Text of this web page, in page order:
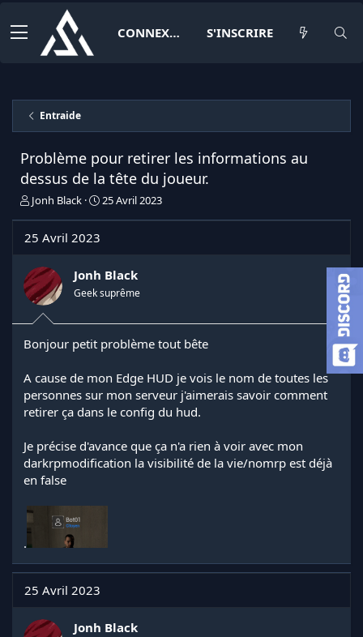
CONNEXION S'INSCRIRE
Entraide
Problème pour retirer les informations au
dessus de la tête du joueur.
I
t
a
t
e
u
d
d
i
c
u
s
i
o
Jonh Black
D
e
é
t
25 Avril 2023
25 Avril 2023
Jonh Black
Geek suprême
Bonjour petit problème tout bête
A cause de mon Edge HUD je vois le nom de toutes les
personnes sur mon serveur j'aimerais savoir comment
retirer ça dans le config du hud.
Je précise d'avance que ça n'a rien à voir avec mon
darkrpmodification la visibilité de la vie/nomrp est déjà
en false
.
25 Avril 2023
Jonh Black